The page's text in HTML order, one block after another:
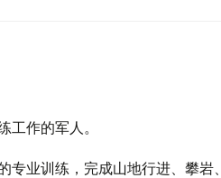
作的军人。
专业训练，完成山地行进、攀岩